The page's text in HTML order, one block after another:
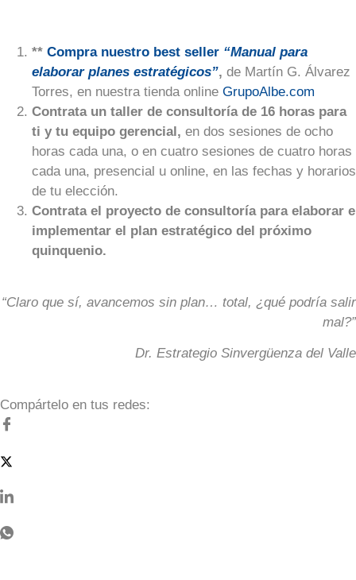
** Compra nuestro best seller “Manual para
elaborar planes estratégicos”, de Martín G. Álvarez
Torres, en nuestra tienda online GrupoAlbe.com
Contrata un taller de consultoría de 16 horas para
ti y tu equipo gerencial, en dos sesiones de ocho
horas cada una, o en cuatro sesiones de cuatro horas
cada una, presencial u online, en las fechas y horarios
de tu elección.
Contrata el proyecto de consultoría para elaborar e
implementar el plan estratégico del próximo
quinquenio.
“Claro que sí, avancemos sin plan… total, ¿qué podría salir
mal?”
Dr. Estrategio Sinvergüenza del Valle
Compártelo en tus redes: